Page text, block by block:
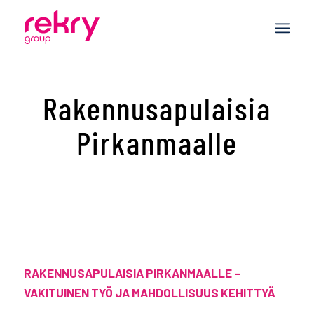
Rakennusapulaisia
Pirkanmaalle
RAKENNUSAPULAISIA PIRKANMAALLE –
VAKITUINEN TYÖ JA MAHDOLLISUUS KEHITTYÄ